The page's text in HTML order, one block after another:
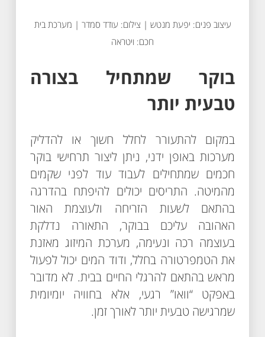
עיצוב פנים: יפעת מנטש | צילום: עודד סמדר | מערכת בית
חכם: ויטראה
בוקר שמתחיל בצורה
טבעית יותר
במקום להתעורר לחלל חשוך או להדליק
מערכות באופן ידני, ניתן ליצור תרחישי בוקר
חכמים שמתחילים לעבוד עוד לפני שקמים
מהמיטה. התריסים יכולים להיפתח בהדרגה
בהתאם לשעות הזריחה ולעוצמת האור
האהובה עליכם בבוקר, התאורה נדלקת
בעוצמה רכה ונעימה, מערכת המיזוג מאזנת
את הטמפרטורה בחלל, ודוד המים יכול לפעול
מראש בהתאם להרגלי החיים בבית. לא מדובר
באפקט “וואו” רגעי, אלא בחוויה יומיומית
שמרגישה טבעית יותר לאורך זמן.